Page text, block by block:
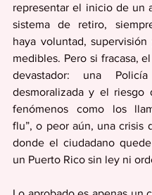
representar el inicio de un
sistema de retiro,
haya voluntad, supervisión
medibles. Pero si fracasa,
devastador: una
desmoralizada y el riesgo
fenómenos como los
flu”, o peor aún, una crisis
donde el ciudadano
un Puerto Rico sin ley ni